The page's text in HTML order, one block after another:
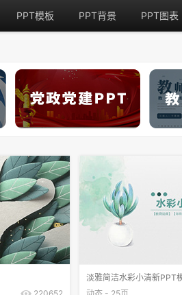
PPT模板 PPT背景 PPT图表
淡雅简洁水彩小清新PPT